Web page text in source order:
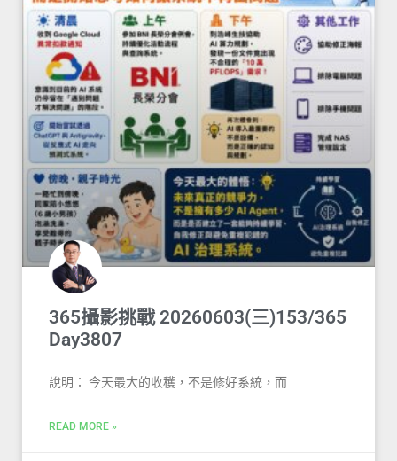
365攝影挑戰 20260603(三)153/365
Day3807
說明： 今天最大的收穫，不是修好系統，而
READ MORE »